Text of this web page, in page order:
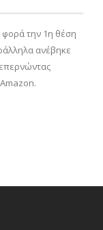
φορά την 1η θέση
ανέβηκε